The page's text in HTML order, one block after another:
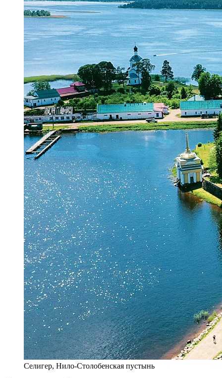
Селигер, Нило-Столобенская пустынь